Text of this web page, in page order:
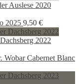
Auslese 2020
2025 9,50 €
2022
Wobar Cabernet Blanc